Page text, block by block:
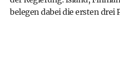
belegen dabei die ersten drei